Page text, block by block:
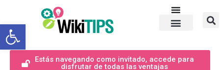
Abrir barra de herramientas
Estás navegando como invitado, accede para
disfrutar de todas las ventajas